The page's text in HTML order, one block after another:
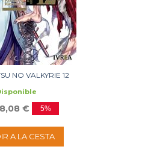
NO VALKYRIE 12
8,08 € 5%
A LA CESTA